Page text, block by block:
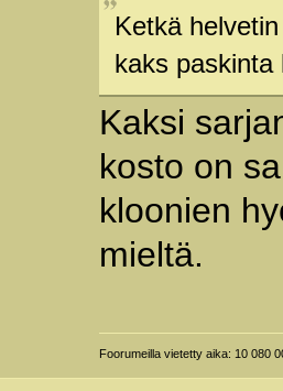
Ketkä
kaks
Kaksi
kosto on
kloonien
mieltä.
Foorumeilla vietetty aika: 10 080